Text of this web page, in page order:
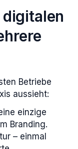
Betriebe
aussieht:
einzige
Branding.
– einmal